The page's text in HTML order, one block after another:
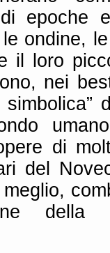
di epoche
ondine,
il loro
nei
simbolica”
di
del